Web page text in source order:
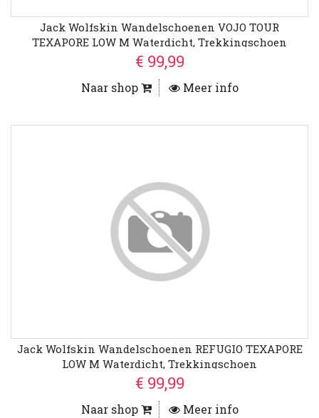
Jack Wolfskin Wandelschoenen VOJO TOUR
TEXAPORE LOW M Waterdicht, Trekkingschoen
€ 99,99
Naar shop Meer info
Jack Wolfskin Wandelschoenen REFUGIO TEXAPORE
LOW M Waterdicht, Trekkingschoen
€ 99,99
Naar shop Meer info